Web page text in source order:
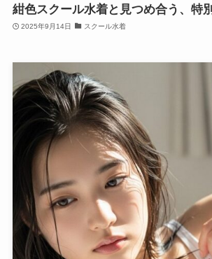
紺色スクール水着と見つめ合う、特
2025年9月14日 スクール水着